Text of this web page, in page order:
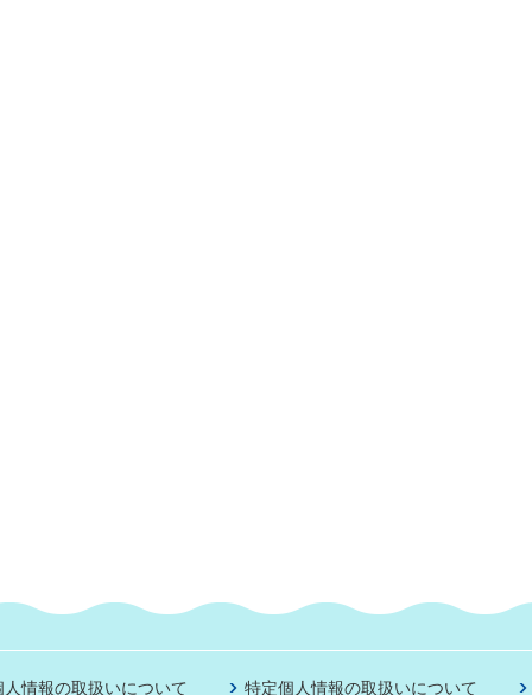
人情報の取扱いについて 特定個人情報の取扱いについて